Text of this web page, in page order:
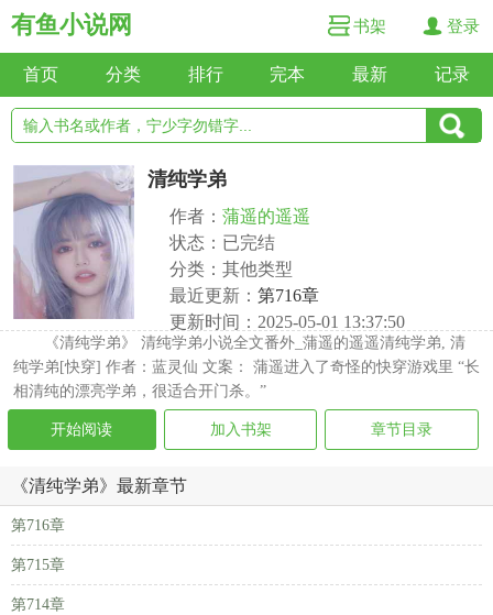
有鱼小说网 书架 登录
首页 分类 排行 完本 最新 记录
清纯学弟
作者： 蒲遥的遥遥
状态：已完结
分类：其他类型
最近更新： 第716章
更新时间：2025-05-01 13:37:50
《清纯学弟》 清纯学弟小说全文番外_蒲遥的遥遥清纯学弟, 清
纯学弟[快穿] 作者：蓝灵仙 文案： 蒲遥进入了奇怪的快穿游戏里 “长
相清纯的漂亮学弟，很适合开门杀。”
开始阅读 加入书架 章节目录
《清纯学弟》最新章节
第716章
第715章
第714章